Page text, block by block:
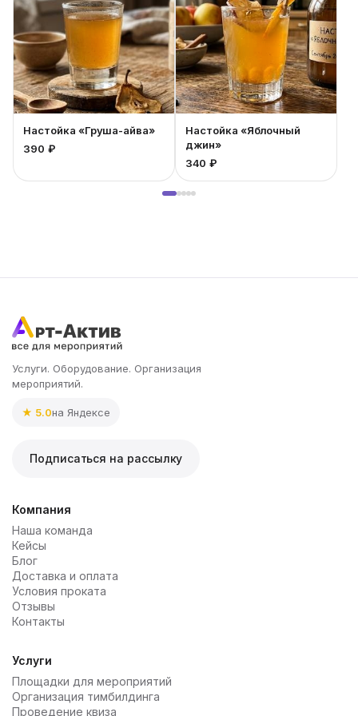
Настойка «Груша-айва»
390 ₽
Настойка «Яблочный
джин»
340 ₽
Услуги. Оборудование. Организация
мероприятий.
★ 5.0на Яндексе
Подписаться на рассылку
Компания
Наша команда
Кейсы
Блог
Доставка и оплата
Условия проката
Отзывы
Контакты
Услуги
Площадки для мероприятий
Организация тимбилдинга
Проведение квиза